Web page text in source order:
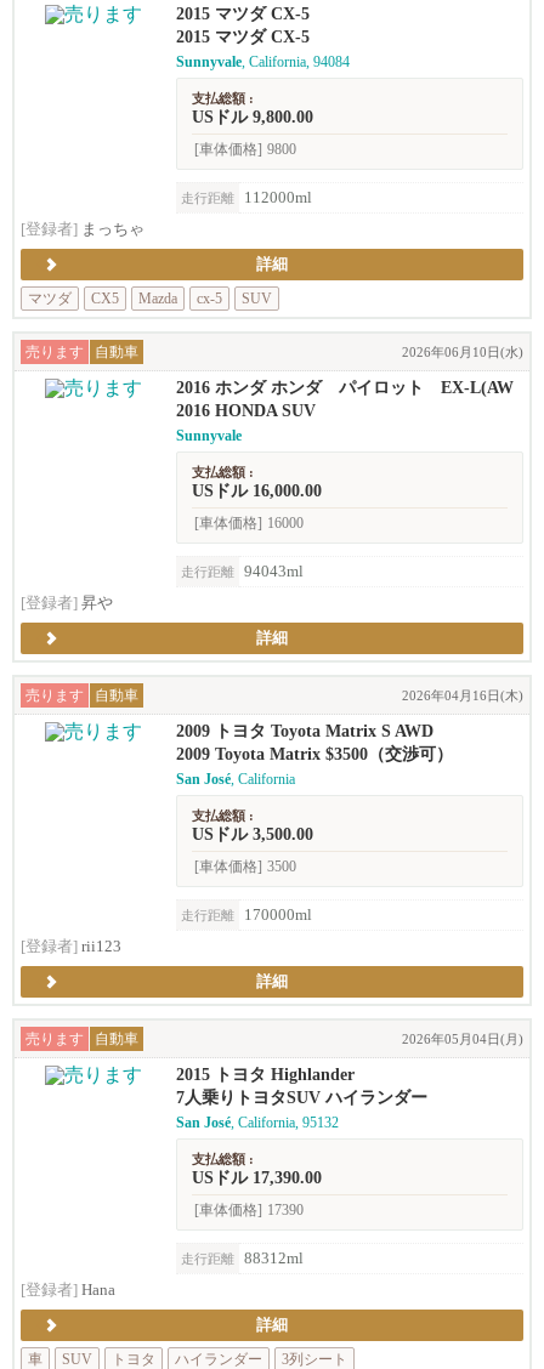
2015 マツダ CX-5
2015 マツダ CX-5
Sunnyvale, California, 94084
支払総額 :
USドル 9,800.00
[車体価格] 9800
走行距離
112000ml
[登録者] まっちゃ
詳細
マツダ
CX5 Mazda cx-5 SUV
売ります 自動車 2026年06月10日(水)
2016 ホンダ ホンダ パイロット EX-L(AW
D)
2016 HONDA SUV
Sunnyvale
支払総額 :
USドル 16,000.00
[車体価格] 16000
走行距離
94043ml
[登録者] 昇や
詳細
売ります 自動車 2026年04月16日(木)
2009 トヨタ Toyota Matrix S AWD
2009 Toyota Matrix $3500（交渉可）
San José, California
支払総額 :
USドル 3,500.00
[車体価格] 3500
走行距離
170000ml
[登録者] rii123
詳細
売ります 自動車 2026年05月04日(月)
2015 トヨタ Highlander
7人乗りトヨタSUV ハイランダー
San José, California, 95132
支払総額 :
USドル 17,390.00
[車体価格] 17390
走行距離
88312ml
[登録者] Hana
詳細
車
SUV トヨタ ハイランダー 3列シート